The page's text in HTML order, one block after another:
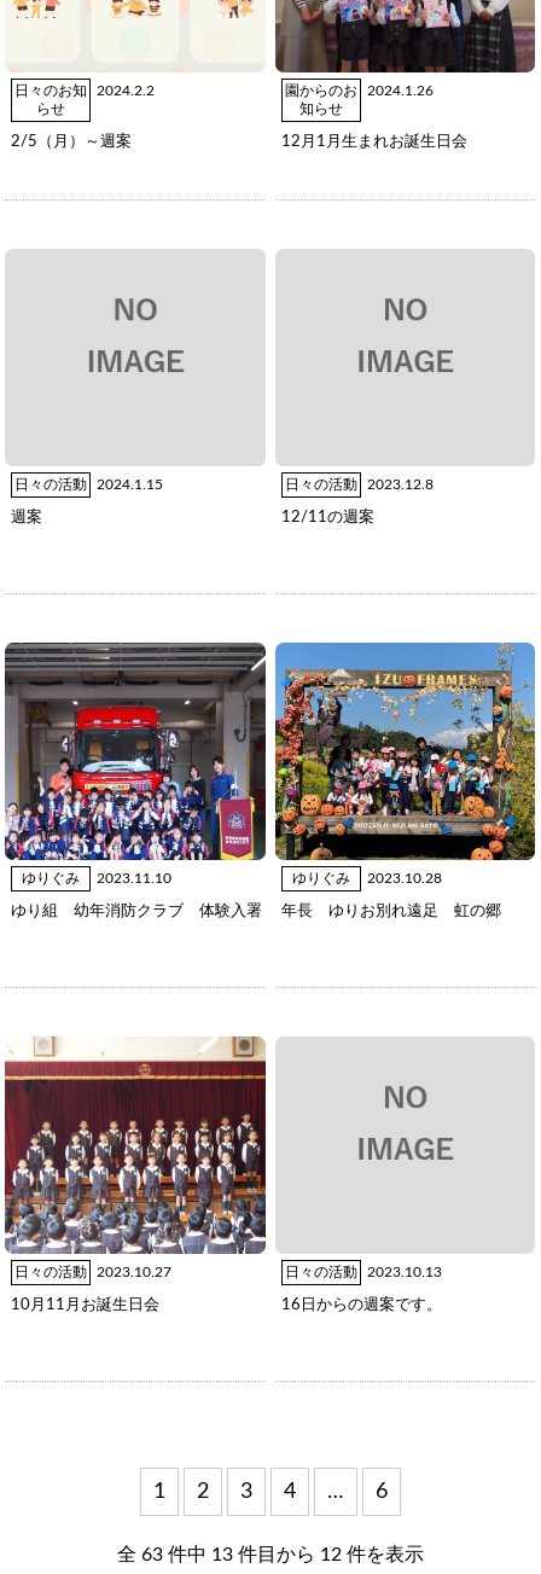
日々のお知
らせ
2024.2.2
2/5（月）～週案
園からのお
知らせ
2024.1.26
12月1月生まれお誕生日会
日々の活動 2024.1.15
週案
日々の活動 2023.12.8
12/11の週案
ゆりぐみ 2023.11.10
ゆり組 幼年消防クラブ 体験入署
ゆりぐみ 2023.10.28
年長 ゆりお別れ遠足 虹の郷
日々の活動 2023.10.27
10月11月お誕生日会
日々の活動 2023.10.13
16日からの週案です。
投稿ナビゲーション
1 2 3 4 … 6
全 63 件中 13 件目から 12 件を表示